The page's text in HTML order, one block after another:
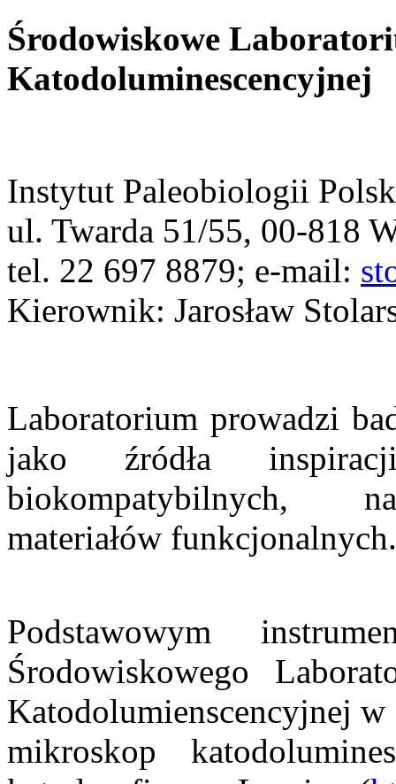
Środowiskowe
Katodoluminescencyjnej
Instytut Paleobiologii
ul. Twarda 51/55, 00-818
tel. 22 697 8879; e-mail:
Kierownik: Jarosław
Laboratorium prowadzi
jako źródła
biokompatybilnych,
materiałów funkcjonalnych.
Podstawowym
Środowiskowego
Katodolumienscencyjnej
mikroskop